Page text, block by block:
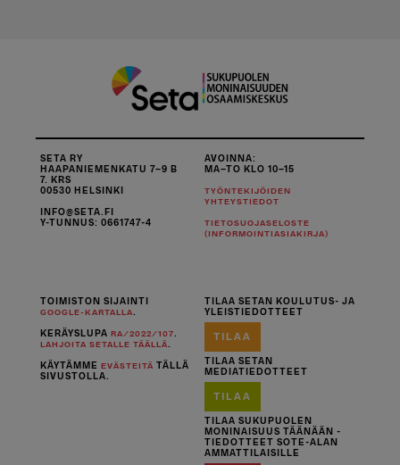
SETA RY
HAAPANIEMENKATU 7–9 B
7. KRS
00530 HELSINKI
INFO@SETA.FI
Y-TUNNUS: 0661747-4
AVOINNA:
MA–TO KLO 10–15
TYÖNTEKIJÖIDEN
YHTEYSTIEDOT
TIETOSUOJASELOSTE
(INFORMOINTIASIAKIRJA)
TOIMISTON SIJAINTI
GOOGLE-KARTALLA.
KERÄYSLUPARA/2022/107.
LAHJOITA SETALLE TÄÄLLÄ.
KÄYTÄMMEEVÄSTEITÄ TÄLLÄ
SIVUSTOLLA.
TILAA SETAN KOULUTUS- JA
YLEISTIEDOTTEET
TILAA
TILAA SETAN
MEDIATIEDOTTEET
TILAA
TILAA SUKUPUOLEN
MONINAISUUS TÄÄNÄÄN -
TIEDOTTEET SOTE-ALAN
AMMATTILAISILLE